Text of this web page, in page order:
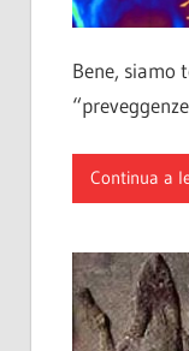
Bene, siamo
Continua a